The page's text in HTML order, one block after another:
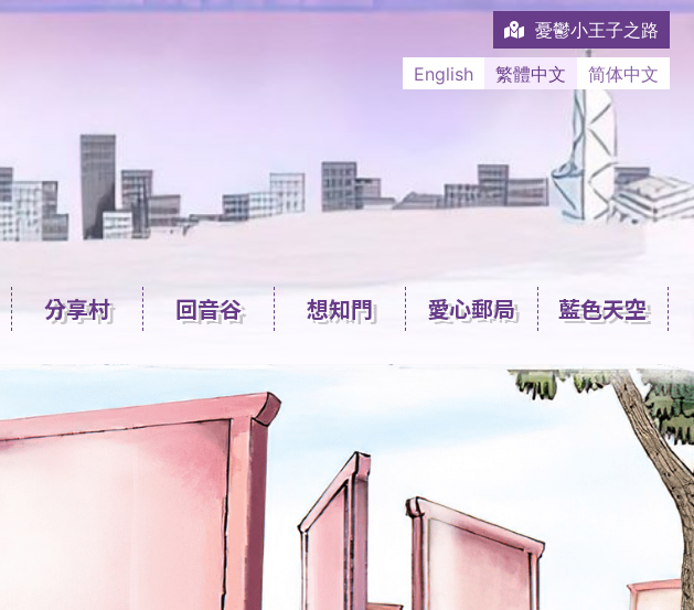
憂鬱小王子之路
English
繁體中文 简体中文
分享村 回音谷 想知門 愛心郵局 藍色天空